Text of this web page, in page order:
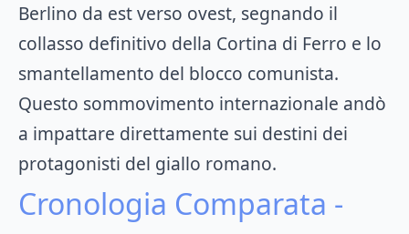
Berlino da est verso ovest, segnando il
collasso definitivo della Cortina di Ferro e lo
smantellamento del blocco comunista.
Questo sommovimento internazionale andò
a impattare direttamente sui destini dei
protagonisti del giallo romano.
Cronologia Comparata -